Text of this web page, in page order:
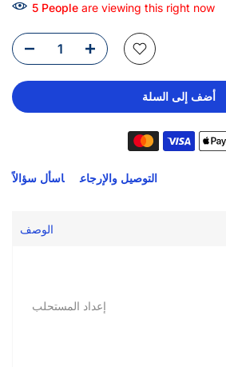
5 People are viewing this right now
أضف إلى السلة
التوصيل والإرجاع اسأل سؤالاً
الوصف
إعداد المستحلب